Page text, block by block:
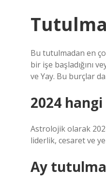
Bu tutulmadan en
bir işe başladığını
ve Yay. Bu burçlar
2024 hangi
Astrolojik olarak
liderlik, cesaret ve
Ay